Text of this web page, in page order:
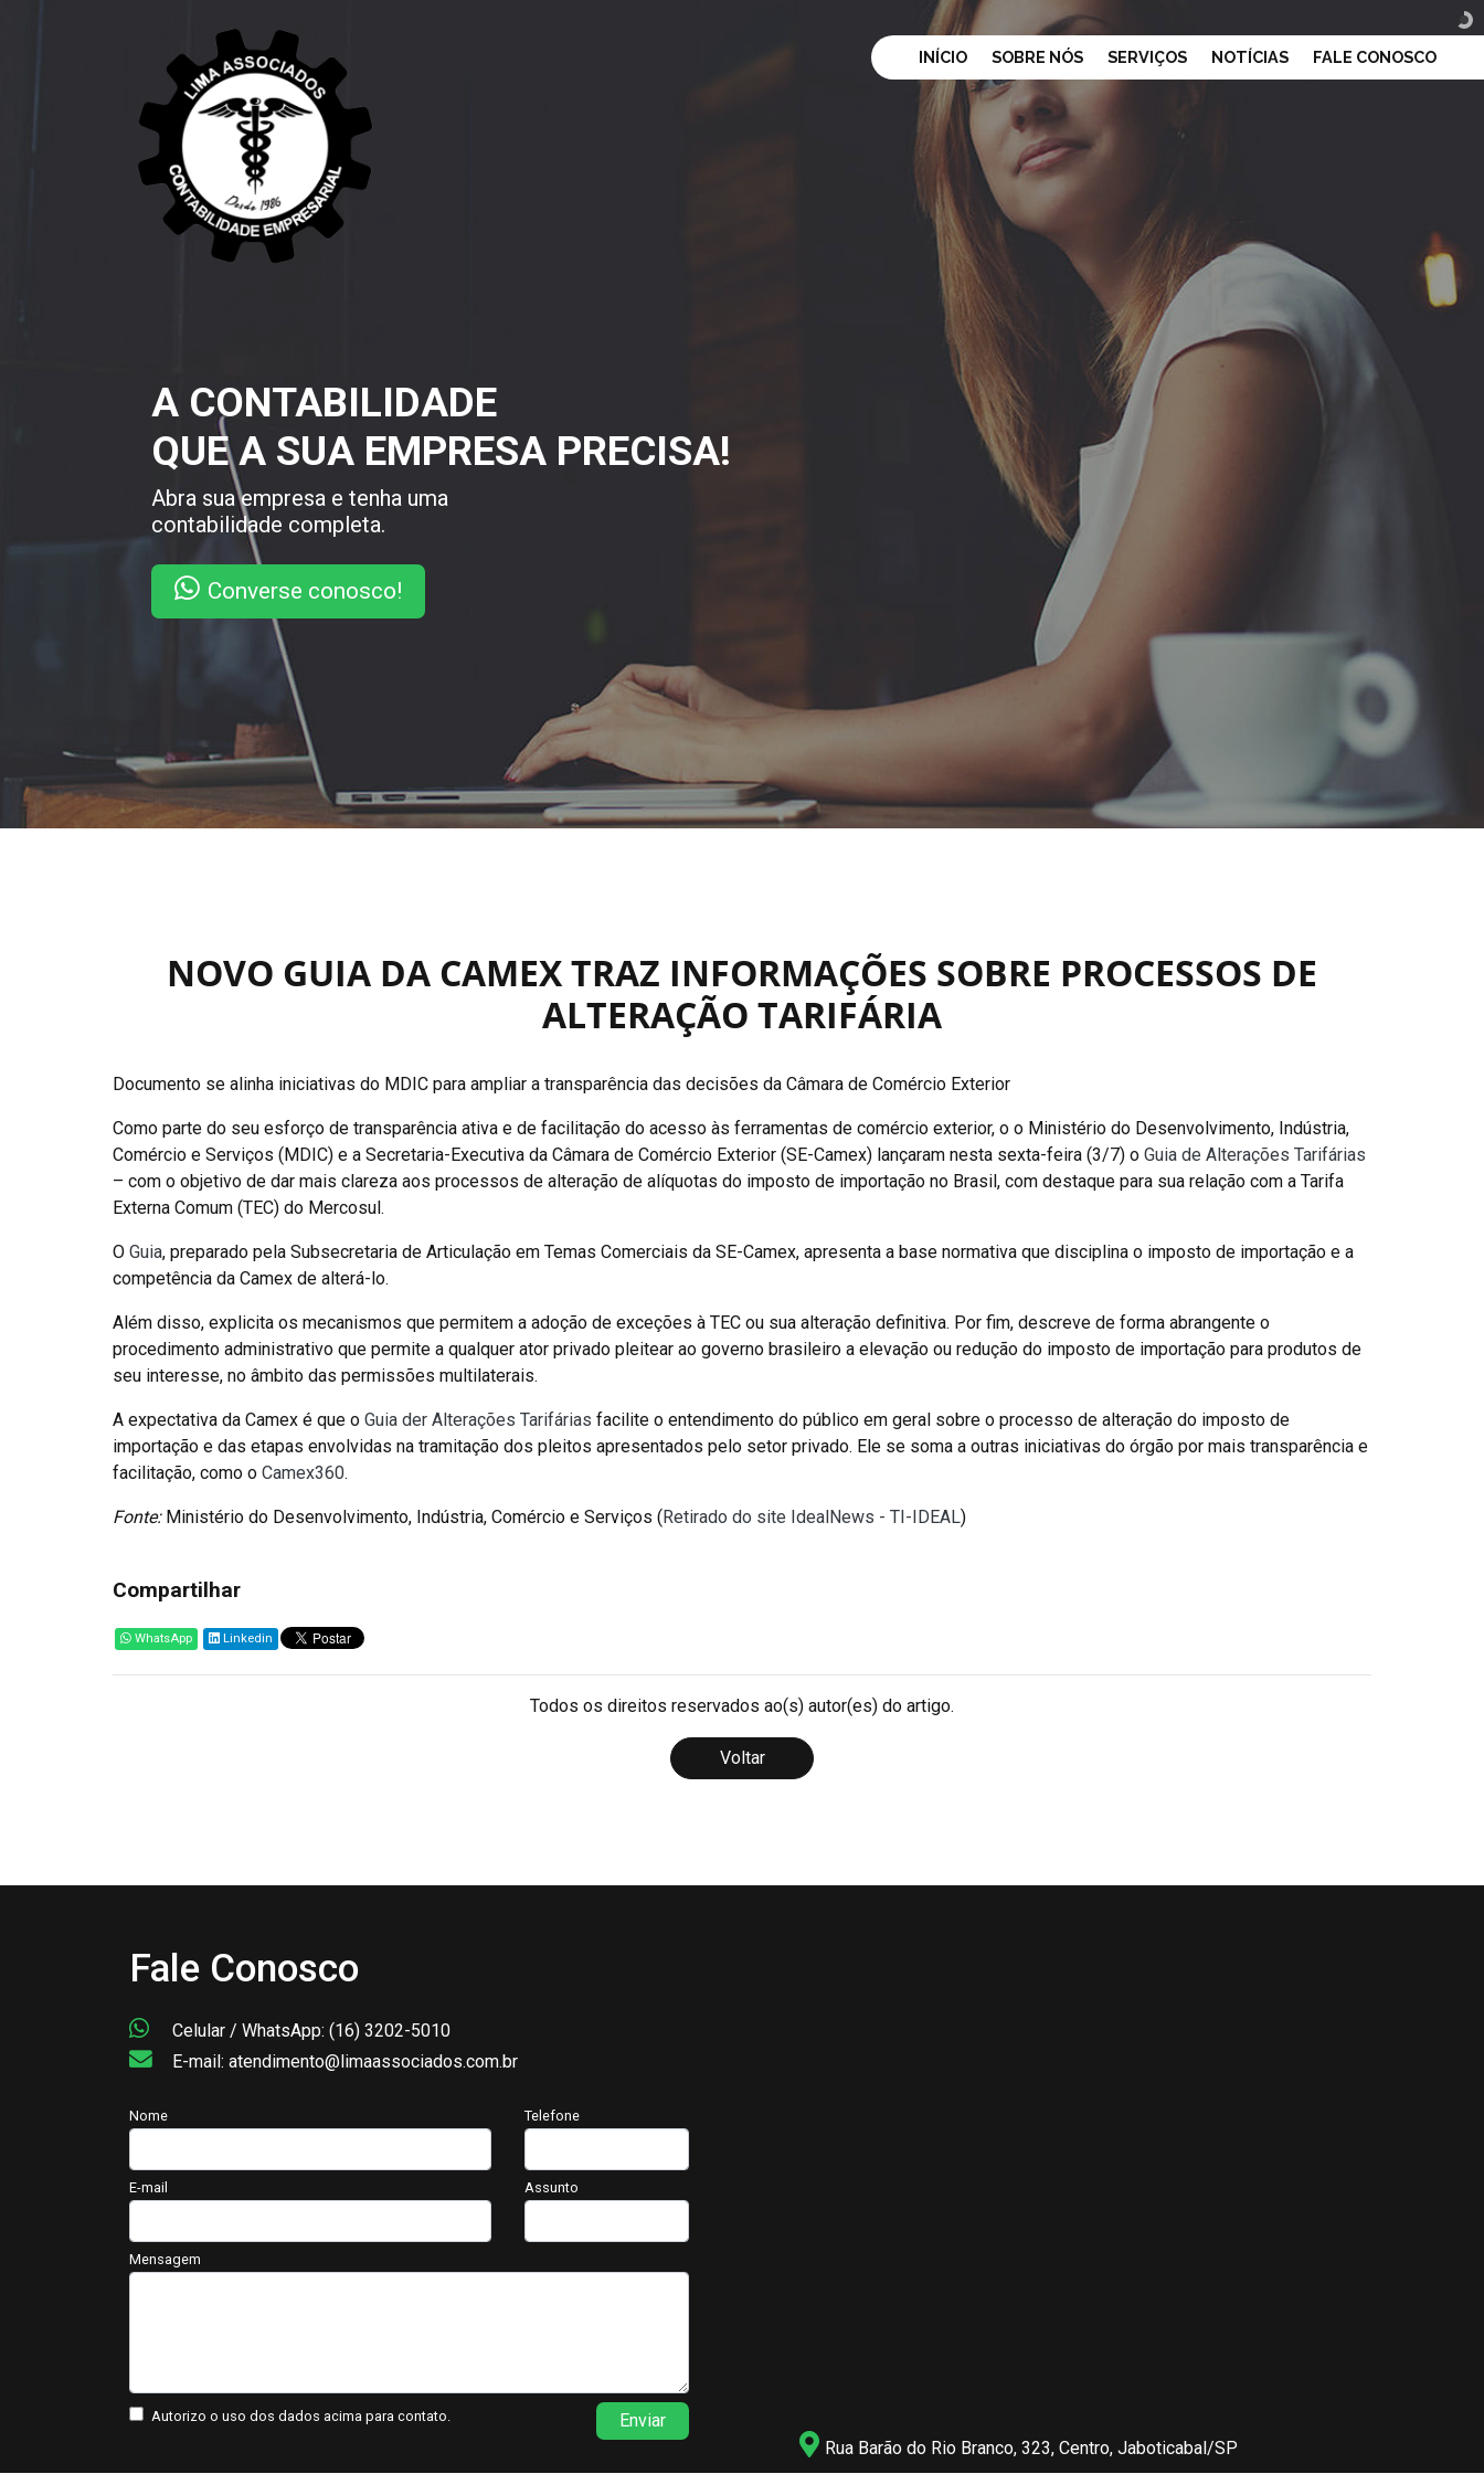
INÍCIO SOBRE NÓS SERVIÇOS NOTÍCIAS FALE CONOSCO
A CONTABILIDADE
QUE A SUA EMPRESA PRECISA!
Abra sua empresa e tenha uma
contabilidade completa.
Converse conosco!
NOVO GUIA DA CAMEX TRAZ INFORMAÇÕES SOBRE PROCESSOS DE
ALTERAÇÃO TARIFÁRIA
Documento se alinha iniciativas do MDIC para ampliar a transparência das decisões da Câmara de Comércio Exterior
Como parte do seu esforço de transparência ativa e de facilitação do acesso às ferramentas de comércio exterior, o o Ministério do Desenvolvimento, Indústria,
Comércio e Serviços (MDIC) e a Secretaria-Executiva da Câmara de Comércio Exterior (SE-Camex) lançaram nesta sexta-feira (3/7) o Guia de Alterações Tarifárias
– com o objetivo de dar mais clareza aos processos de alteração de alíquotas do imposto de importação no Brasil, com destaque para sua relação com a Tarifa
Externa Comum (TEC) do Mercosul.
O Guia, preparado pela Subsecretaria de Articulação em Temas Comerciais da SE-Camex, apresenta a base normativa que disciplina o imposto de importação e a
competência da Camex de alterá-lo.
Além disso, explicita os mecanismos que permitem a adoção de exceções à TEC ou sua alteração definitiva. Por fim, descreve de forma abrangente o
procedimento administrativo que permite a qualquer ator privado pleitear ao governo brasileiro a elevação ou redução do imposto de importação para produtos de
seu interesse, no âmbito das permissões multilaterais.
A expectativa da Camex é que o Guia der Alterações Tarifárias facilite o entendimento do público em geral sobre o processo de alteração do imposto de
importação e das etapas envolvidas na tramitação dos pleitos apresentados pelo setor privado. Ele se soma a outras iniciativas do órgão por mais transparência e
facilitação, como o Camex360.
Fonte:Ministério do Desenvolvimento, Indústria, Comércio e Serviços (Retirado do site IdealNews - TI-IDEAL)
Compartilhar
WhatsApp Linkedin
Todos os direitos reservados ao(s) autor(es) do artigo.
Voltar
Fale Conosco
Celular / WhatsApp: (16) 3202-5010
E-mail: atendimento@limaassociados.com.br
Nome Telefone
E-mail Assunto
Mensagem
Autorizo o uso dos dados acima para contato.
Enviar
Rua Barão do Rio Branco, 323, Centro, Jaboticabal/SP